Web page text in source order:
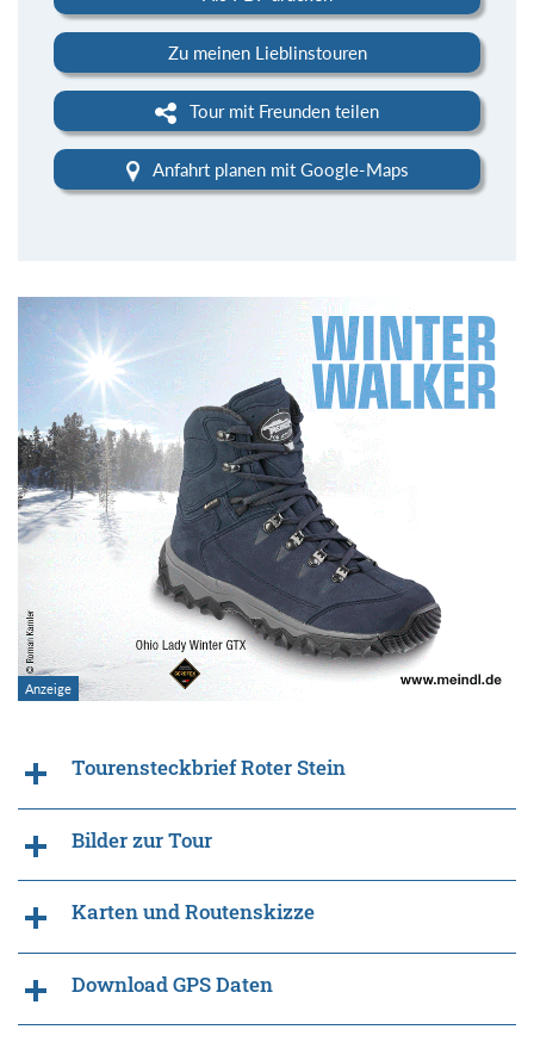
Zu meinen Lieblinstouren
Tour mit Freunden teilen
Anfahrt planen mit Google-Maps
Tourensteckbrief Roter Stein
Bilder zur Tour
Karten und Routenskizze
Download GPS Daten